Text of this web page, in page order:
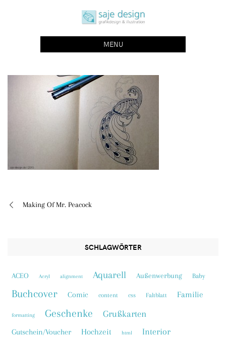
saje design bonn
grafikdesign | buchgestaltung | illustration
MENU
Beitragsnavigation
Making Of Mr. Peacock
SCHLAGWÖRTER
ACEO Acryl alignment Aquarell Außenwerbung Baby
Buchcover Comic content css Faltblatt Familie
formatting Geschenke Grußkarten
Gutschein/Voucher Hochzeit html Interior